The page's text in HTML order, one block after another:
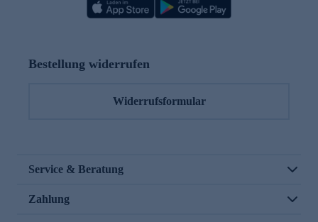
Bestellung widerrufen
Widerrufsformular
Service & Beratung
Zahlung